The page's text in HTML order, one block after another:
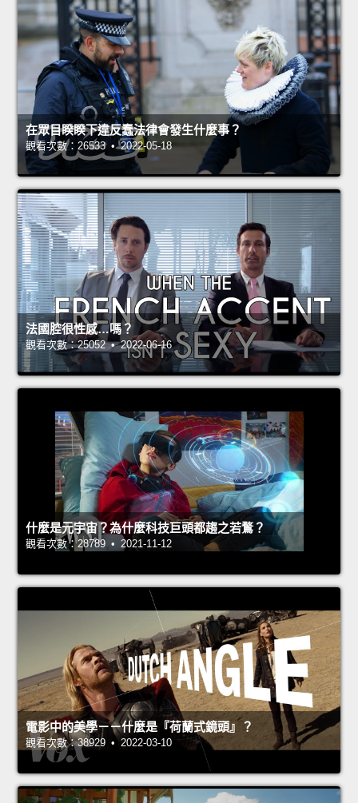
在眾目睽睽下違反蠢法律會發生什麼事？
觀看次數：26533 • 2022-05-18
法國腔很性感…嗎？
觀看次數：25052 • 2022-06-16
什麼是元宇宙？為什麼科技巨頭都趨之若鶩？
觀看次數：28789 • 2021-11-12
電影中的美學－－什麼是『荷蘭式鏡頭』？
觀看次數：38929 • 2022-03-10